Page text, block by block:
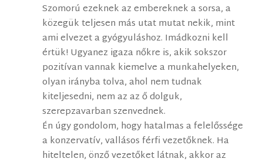
Szomorú ezeknek az embereknek a sorsa, a
közegük teljesen más utat mutat nekik, mint
ami elvezet a gyógyuláshoz. Imádkozni kell
értük! Ugyanez igaza nőkre is, akik sokszor
pozitívan vannak kiemelve a munkahelyeken,
olyan irányba tolva, ahol nem tudnak
kiteljesedni, nem az az ő dolguk,
szerepzavarban szenvednek.
Én úgy gondolom, hogy hatalmas a felelőssége
a konzervatív, vallásos férfi vezetőknek. Ha
hiteltelen, önző vezetőket látnak, akkor az